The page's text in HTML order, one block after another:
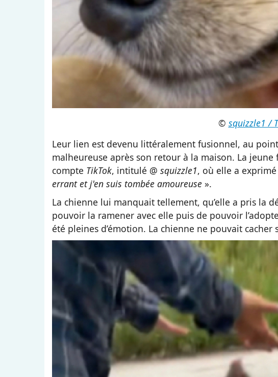
© squizzle1 /
Leur lien est devenu littéralement fusionnel, au
malheureuse après son retour à la maison. La
compte TikTok, intitulé @ squizzle1, où elle a
errant et j'en suis tombée amoureuse ».
La chienne lui manquait tellement, qu’elle a pris la
pouvoir la ramener avec elle puis de pouvoir
été pleines d’émotion. La chienne ne pouvait